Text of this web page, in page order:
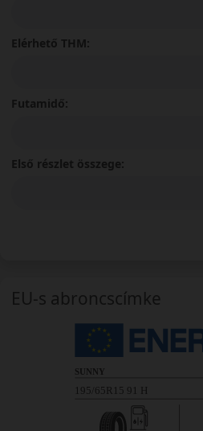
Elérhető THM:
Futamidő:
Első részlet összege:
EU-s abroncscímke